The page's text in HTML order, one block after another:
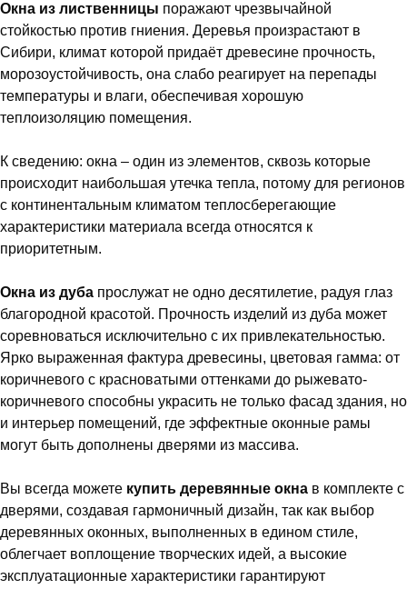
Окна из лиственницы поражают чрезвычайной
стойкостью против гниения. Деревья произрастают в
Сибири, климат которой придаёт древесине прочность,
морозоустойчивость, она слабо реагирует на перепады
температуры и влаги, обеспечивая хорошую
теплоизоляцию помещения.
К сведению: окна – один из элементов, сквозь которые
происходит наибольшая утечка тепла, потому для регионов
с континентальным климатом теплосберегающие
характеристики материала всегда относятся к
приоритетным.
Окна из дуба прослужат не одно десятилетие, радуя глаз
благородной красотой. Прочность изделий из дуба может
соревноваться исключительно с их привлекательностью.
Ярко выраженная фактура древесины, цветовая гамма: от
коричневого с красноватыми оттенками до рыжевато-
коричневого способны украсить не только фасад здания, но
и интерьер помещений, где эффектные оконные рамы
могут быть дополнены дверями из массива.
Вы всегда можете купить деревянные окна в комплекте с
дверями, создавая гармоничный дизайн, так как выбор
деревянных оконных, выполненных в едином стиле,
облегчает воплощение творческих идей, а высокие
эксплуатационные характеристики гарантируют